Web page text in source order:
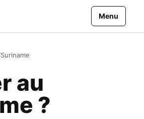
Menu
Suriname
au
?